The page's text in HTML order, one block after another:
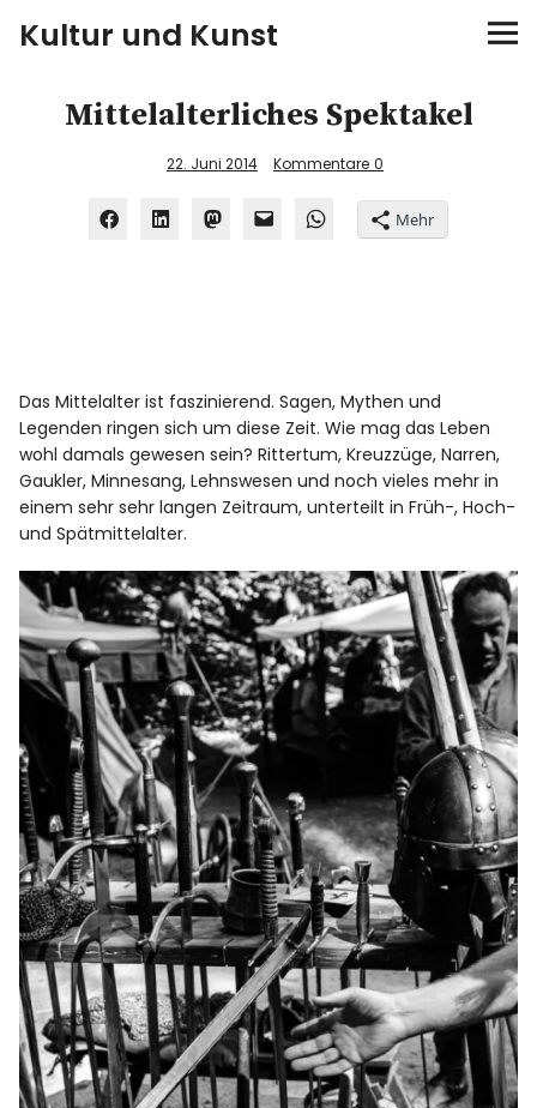
Kultur und Kunst
kultur & kunst
Ausstellungen
Bloggerreisen
Über mich
Mittelalterliches Spektakel
22. Juni 2014 Kommentare 0
Mehr
Das Mittelalter ist faszinierend. Sagen, Mythen und
Legenden ringen sich um diese Zeit. Wie mag das Leben
wohl damals gewesen sein? Rittertum, Kreuzzüge, Narren,
Gaukler, Minnesang, Lehnswesen und noch vieles mehr in
einem sehr sehr langen Zeitraum, unterteilt in Früh-, Hoch-
und Spätmittelalter.